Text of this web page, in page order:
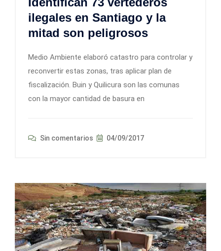
ilegales en Santiago y la
mitad son peligrosos
Medio Ambiente elaboró catastro para controlar y
reconvertir estas zonas, tras aplicar plan de
fiscalización. Buin y Quilicura son las comunas
con la mayor cantidad de basura en
Sin comentarios 04/09/2017